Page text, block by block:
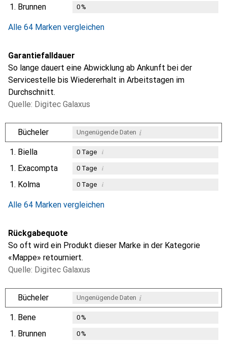
1. Brunnen 0%
Alle 64 Marken vergleichen
Garantiefalldauer
So lange dauert eine Abwicklung ab Ankunft bei der
Servicestelle bis Wiedererhalt in Arbeitstagen im
Durchschnitt.
Quelle: Digitec Galaxus
Bücheler Ungenügende Daten i
1. Biella 0Tage i
1. Exacompta 0Tage i
1. Kolma 0Tage i
Alle 64 Marken vergleichen
Rückgabequote
So oft wird ein Produkt dieser Marke in der Kategorie
«Mappe» retourniert.
Quelle: Digitec Galaxus
Bücheler Ungenügende Daten i
1. Bene 0%
1. Brunnen 0%